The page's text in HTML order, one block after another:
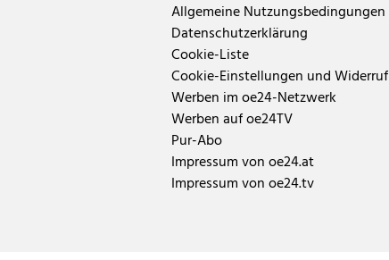
Allgemeine Nutzungsbedingungen
Datenschutzerklärung
Cookie-Liste
Cookie-Einstellungen und Widerruf
Werben im oe24-Netzwerk
Werben auf oe24TV
Pur-Abo
Impressum von oe24.at
Impressum von oe24.tv